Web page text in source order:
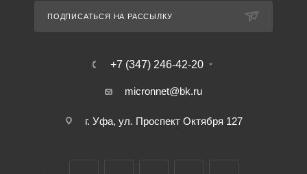
ПОДПИСАТЬСЯ НА РАССЫЛКУ
+7 (347) 246-42-20
micronnet@bk.ru
г. Уфа, ул. Проспект Октября 127